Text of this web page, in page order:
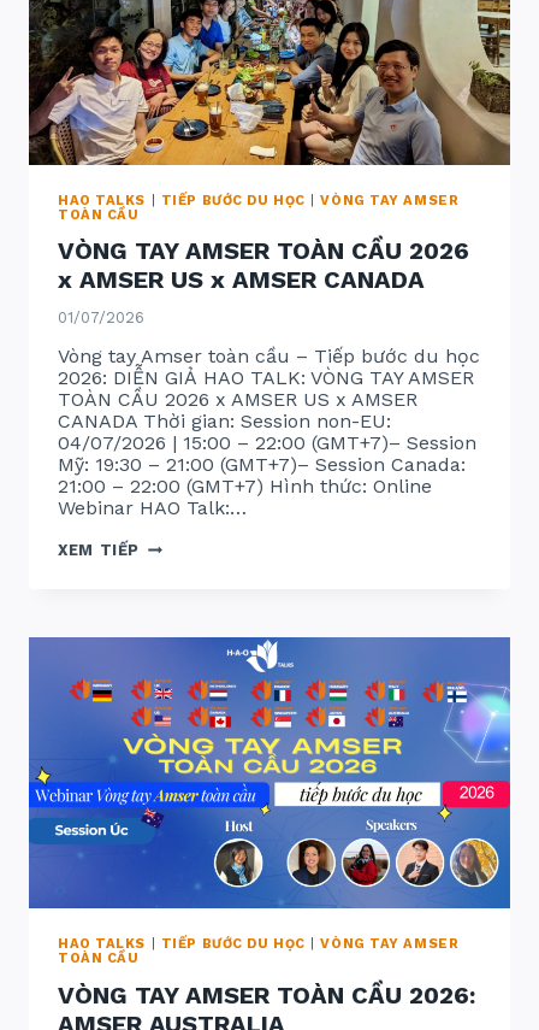
HAO TALKS TIẾP BƯỚC DU HỌC |VÒNG TAY AMSER
TOÀN CẦU
VÒNG TAY AMSER TOÀN CẦU 2026
x AMSER US x AMSER CANADA
01/07/2026
Vòng tay Amser toàn cầu – Tiếp bước du học
2026: DIỄN GIẢ HAO TALK: VÒNG TAY AMSER
TOÀN CẦU 2026 x AMSER US x AMSER
CANADA Thời gian: Session non-EU:
04/07/2026 | 15:00 – 22:00 (GMT+7)– Session
Mỹ: 19:30 – 21:00 (GMT+7)– Session Canada:
21:00 – 22:00 (GMT+7) Hình thức: Online
Webinar HAO Talk:…
XEM TIẾP VÒNG
US
X
AMSER
CANADA
HAO TALKS TIẾP BƯỚC DU HỌC |VÒNG TAY AMSER
TOÀN CẦU
VÒNG TAY AMSER TOÀN CẦU 2026:
AMSER AUSTRALIA